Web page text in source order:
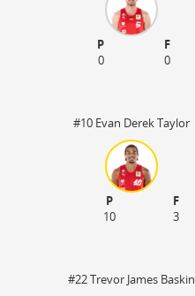
P
F
0
0
#10 Evan Derek Taylor
P
F
10
3
#22 Trevor James Baskin